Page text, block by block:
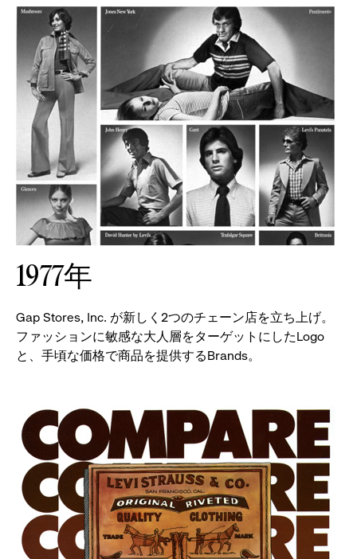
1977年
Gap Stores, Inc. が新しく2つのチェーン店を立ち上げ。
ファッションに敏感な大人層をターゲットにしたLogo
と、手頃な価格で商品を提供するBrands。